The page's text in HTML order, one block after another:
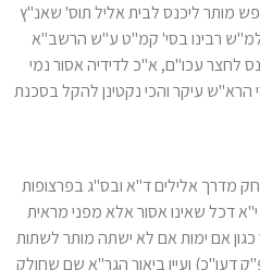
מותר ליכנס לבית אליל תוס' שאנ"ץ
רבינו בסי' קמ"ט ע"ש הרשב"א
לחצר עכו"ם, א"כ לדידיה אסור נמי
עיקר והכי נקטינן להקל בסכנת
מדרך אלילים ד"א ובס"ג בפרצופות
דכל שאינו אסור אלא מפני מראית
כגון אם ימות אם לא ישתה מותר לשתות
דעו"כ) ועיין ביאור הגר"א שם שחולק